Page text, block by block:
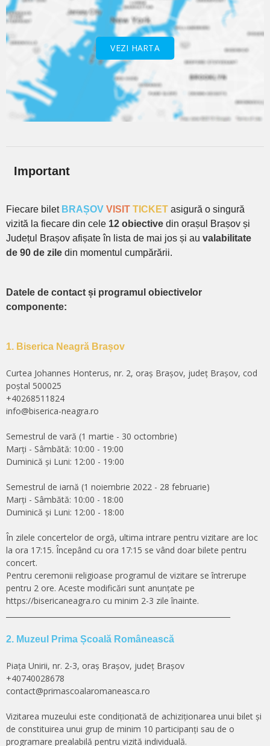
VEZI HARTA
Important
Fiecare bilet BRAȘOV VISIT TICKET asigură o singură
vizită la fiecare din cele 12 obiective din orașul Brașov și
Județul Brașov afișate în lista de mai jos și au valabilitate
de 90 de zile din momentul cumpărării.
Datele de contact și programul obiectivelor
componente:
1. Biserica Neagră Brașov
Curtea Johannes Honterus, nr. 2, oraș Brașov, județ Brașov, cod
poștal 500025
+40268511824
info@biserica-neagra.ro
Semestrul de vară (1 martie - 30 octombrie)
Marți - Sâmbătă: 10:00 - 19:00
Duminică și Luni: 12:00 - 19:00
Semestrul de iarnă (1 noiembrie 2022 - 28 februarie)
Marți - Sâmbătă: 10:00 - 18:00
Duminică și Luni: 12:00 - 18:00
În zilele concertelor de orgă, ultima intrare pentru vizitare are loc
la ora 17:15. Începând cu ora 17:15 se vând doar bilete pentru
concert.
Pentru ceremonii religioase programul de vizitare se întrerupe
pentru 2 ore. Aceste modificări sunt anunțate pe
https://bisericaneagra.ro cu minim 2-3 zile înainte.
2. Muzeul Prima Școală Românească
Piața Unirii, nr. 2-3, oraș Brașov, județ Brașov
+40740028678
contact@primascoalaromaneasca.ro
Vizitarea muzeului este condiționată de achiziționarea unui bilet și
de constituirea unui grup de minim 10 participanți sau de o
programare prealabilă pentru vizită individuală.